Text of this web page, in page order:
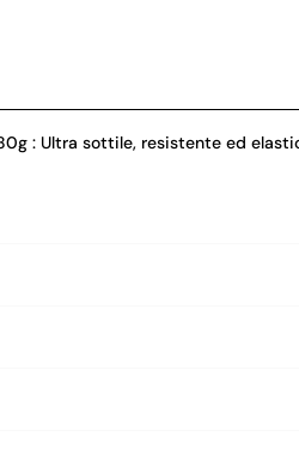
: Ultra sottile, resistente ed